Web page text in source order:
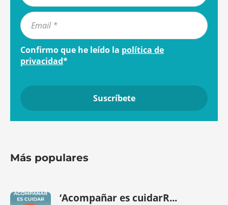
Confirmo que he leído la política de
privacidad*
Más populares
‘Acompañar es cuidarR...